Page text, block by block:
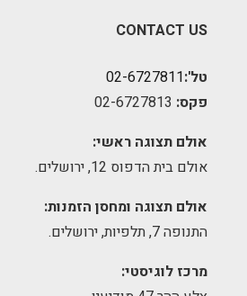
CONTACT US
טל':02-6727811
פקס:
אולם תצוגה ראשי:
אולם בית הדפוס 12, ירושלים.
אולם תצוגה ומחסן הזמנות:
התנופה 7, תלפיות, ירושלים.
מרכז לוגיסטי: